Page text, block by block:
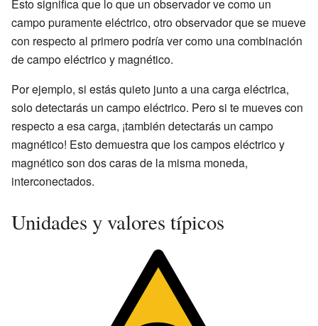
Esto significa que lo que un observador ve como un
campo puramente eléctrico, otro observador que se mueve
con respecto al primero podría ver como una combinación
de campo eléctrico y magnético.
Por ejemplo, si estás quieto junto a una carga eléctrica,
solo detectarás un campo eléctrico. Pero si te mueves con
respecto a esa carga, ¡también detectarás un campo
magnético! Esto demuestra que los campos eléctrico y
magnético son dos caras de la misma moneda,
interconectados.
Unidades y valores típicos